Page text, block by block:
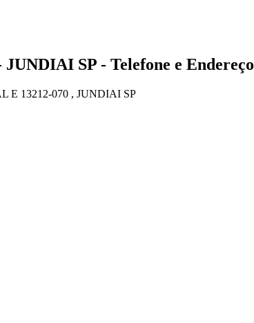
SP - Telefone e Endereço
E 13212-070 , JUNDIAI SP